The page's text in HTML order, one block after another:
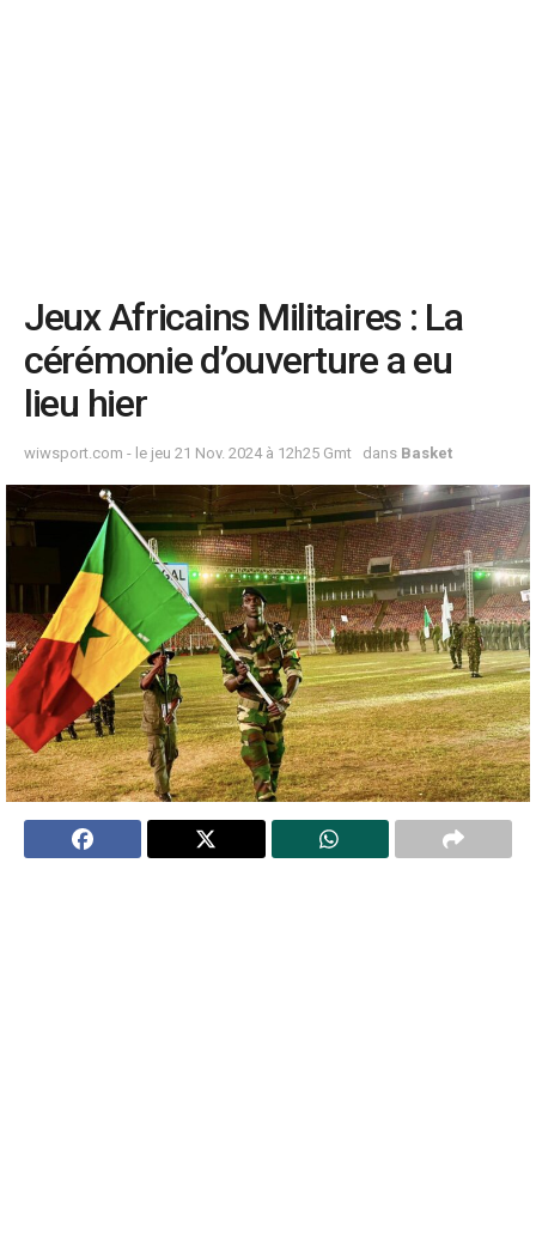
Jeux Africains Militaires : La
cérémonie d’ouverture a eu
lieu hier
wiwsport.com - le jeu 21 Nov. 2024 à 12h25 Gmt dans Basket